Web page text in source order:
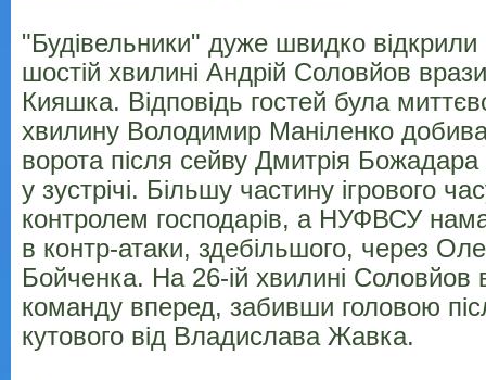
"Будівельники" дуже швидко
шостій хвилині Андрій Соловйов
Кияшка. Відповідь гостей була
хвилину Володимир Маніленко
ворота після сейву Дмитрія Божадара
у зустрічі. Більшу частину ігрового
контролем господарів, а НУФВСУ
в контр-атаки, здебільшого, через
Бойченка. На 26-ій хвилині Соловйов
команду вперед, забивши головою
кутового від Владислава Жавка.